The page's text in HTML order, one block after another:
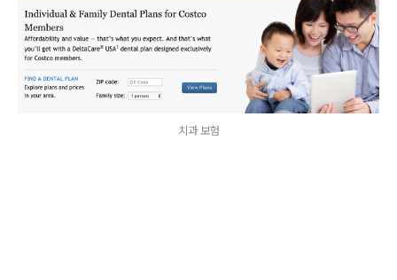
치과 보험